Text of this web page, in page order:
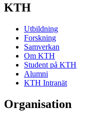
KTH
Utbildning
Forskning
Samverkan
Om KTH
Student på KTH
Alumni
KTH Intranät
Organisation